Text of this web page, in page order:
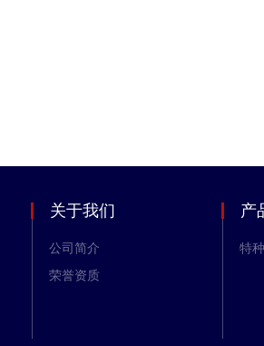
关于我们
公司简介
荣誉资质
产
特